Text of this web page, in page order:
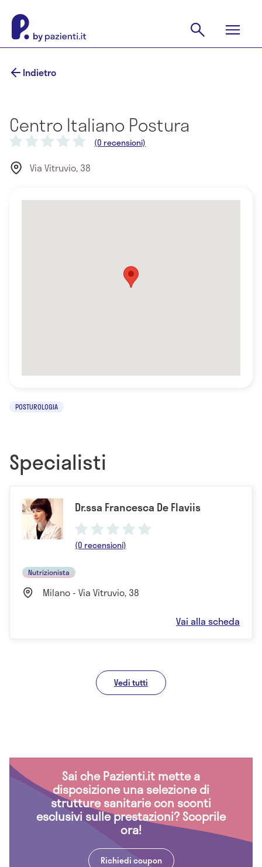
Indietro
Centro Italiano Postura
(0 recensioni)
Via Vitruvio, 38
POSTUROLOGIA
Specialisti
Dr.ssa Francesca De Flaviis
(0 recensioni)
Nutrizionista
Milano - Via Vitruvio, 38
Vai alla scheda
Vedi tutti
Sai che Pazienti.it mette a
disposizione una selezione di
strutture sanitarie con sconti
esclusivi sulle prestazioni? Scoprile
ora!
Richiedi coupon